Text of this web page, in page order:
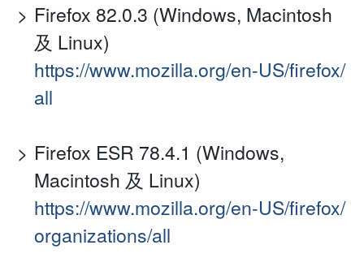
Firefox 82.0.3 (Windows, Macintosh
及 Linux)
https://www.mozilla.org/en-US/firefox/
all
Firefox ESR 78.4.1 (Windows,
Macintosh 及 Linux)
https://www.mozilla.org/en-US/firefox/
organizations/all